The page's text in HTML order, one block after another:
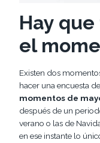
Hay
el
Existen dos
hacer una encuesta
momentos de
después de un
verano o las de
en ese instante lo